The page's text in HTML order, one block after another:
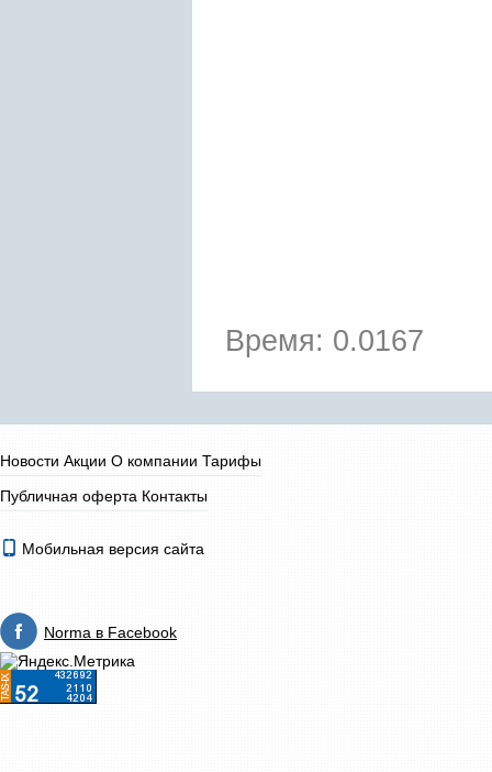
Время: 0.0167
Новости Акции О компании Тарифы
Публичная оферта Контакты
Мобильная версия сайта
Norma в Facebook